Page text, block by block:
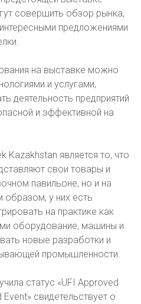
совершить обзор рынка,
предложениями
на выставке можно
и услугами,
деятельность предприятий
и эффективной на
Kazakhstan является то, что
свои товары и
павильоне, но и на
образом, у них есть
на практике как
оборудование, машины и
новые разработки и
промышленности.
статус «UFI Approved
свидетельствует о